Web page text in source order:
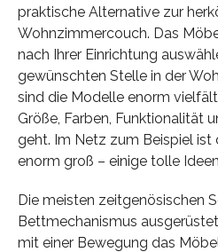
praktische Alternative zur
Wohnzimmercouch. Das
nach Ihrer Einrichtung
gewünschten Stelle in der
sind die Modelle enorm
Größe, Farben, Funktionalität
geht. Im Netz zum Beispiel ist
enorm groß – einige tolle
Die meisten zeitgenösischen
Bettmechanismus
mit einer Bewegung das